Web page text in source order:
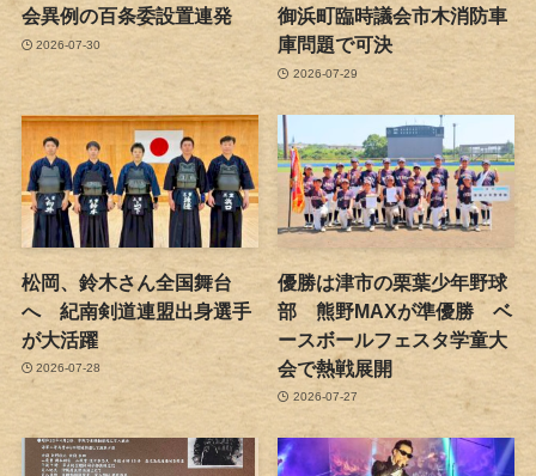
会異例の百条委設置連発
2026-07-30
御浜町臨時議会市木消防車
庫問題で可決
2026-07-29
松岡、鈴木さん全国舞台
へ 紀南剣道連盟出身選手
が大活躍
2026-07-28
優勝は津市の栗葉少年野球
部 熊野MAXが準優勝 ベ
ースボールフェスタ学童大
会で熱戦展開
2026-07-27